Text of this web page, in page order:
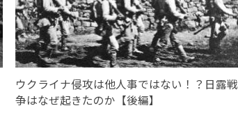
ウクライナ侵攻は他人事ではない！？日露戦
争はなぜ起きたのか【後編】